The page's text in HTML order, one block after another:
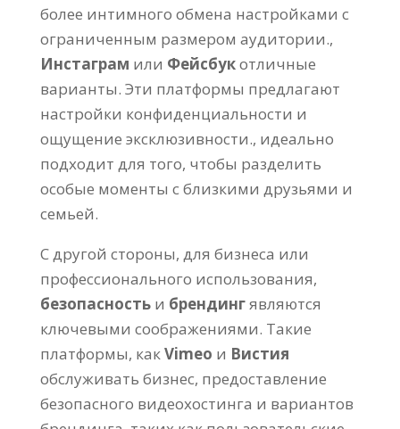
более интимного обмена настройками с
ограниченным размером аудитории.,
Инстаграм или Фейсбукотличные
варианты. Эти платформы предлагают
настройки конфиденциальности и
ощущение эксклюзивности., идеально
подходит для того, чтобы разделить
особые моменты с близкими друзьями и
семьей.
С другой стороны, для бизнеса или
профессионального использования,
безопасность и брендингявляются
ключевыми соображениями. Такие
платформы, какVimeo и Вистия
обслуживать бизнес, предоставление
безопасного видеохостинга и вариантов